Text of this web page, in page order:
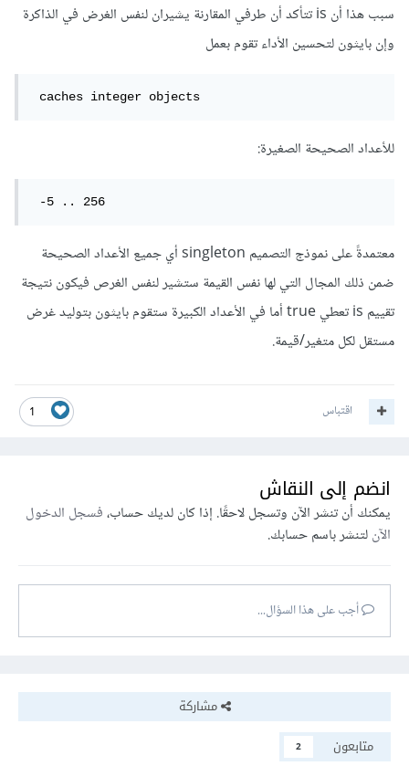
سبب هذا أن is تتأكد أن طرفي المقارنة يشيران لنفس الغرض في الذاكرة
وإن بايثون لتحسين الأداء تقوم بعمل
caches integer objects
للأعداد الصحيحة الصغيرة:
-5 .. 256
معتمدةً على نموذج التصميم singleton أي جميع الأعداد الصحيحة
ضمن ذلك المجال التي لها نفس القيمة ستشير لنفس الغرص فيكون نتيجة
تقييم is تعطي true أما في الأعداد الكبيرة ستقوم بايثون بتوليد غرض
مستقل لكل متغير/قيمة.
1 اقتباس
انضم إلى النقاش
يمكنك أن تنشر الآن وتسجل لاحقًا. إذا كان لديك حساب،فسجل الدخول
الآنلتنشر باسم حسابك.
أجب على هذا السؤال...
مشاركة
متابعون
2